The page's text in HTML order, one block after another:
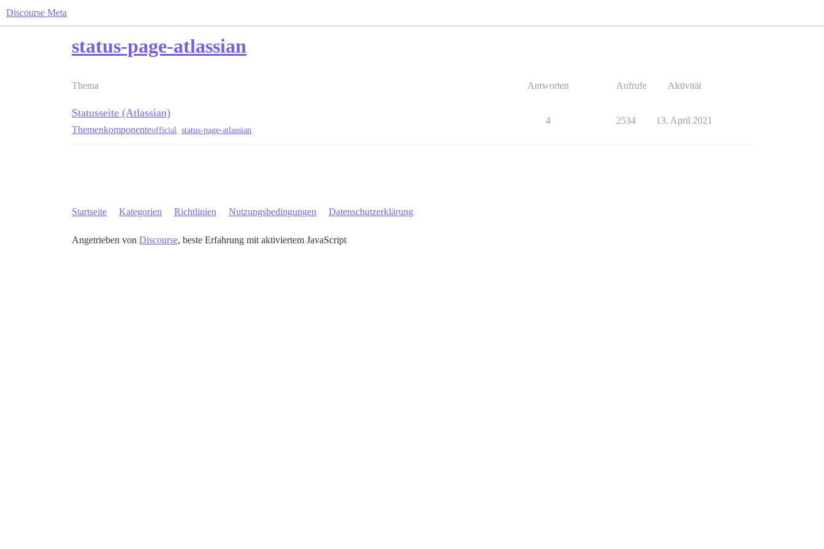
Discourse Meta
status-page-atlassian
Thema Antworten Aufrufe Aktivität
Statusseite (Atlassian)
Themenkomponenteofficial status-page-atlassian
4 2534 13. April 2021
Startseite Kategorien Richtlinien Nutzungsbedingungen Datenschutzerklärung
Angetrieben von Discourse, beste Erfahrung mit aktiviertem JavaScript